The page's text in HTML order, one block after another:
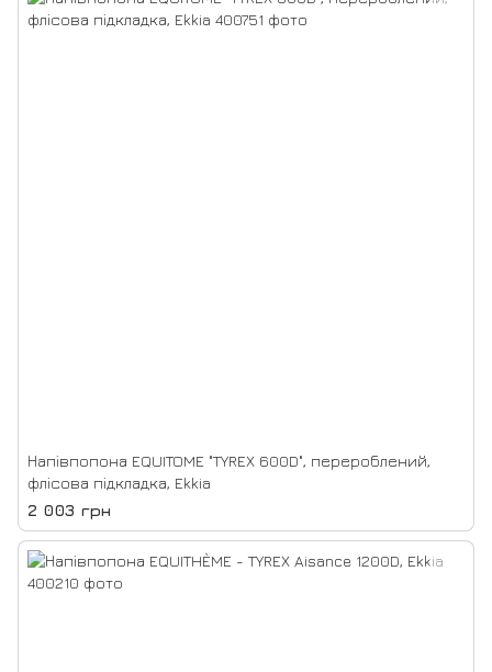
Напівпопона EQUITOME "TYREX 600D", перероблений,
флісова підкладка, Ekkia
2 003 грн